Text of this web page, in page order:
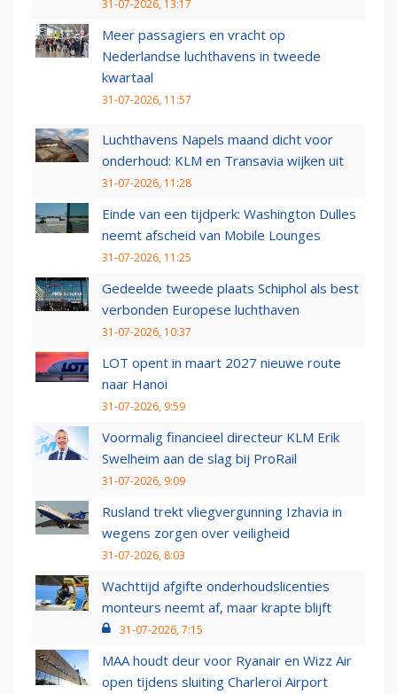
31-07-2026, 13:17
Meer passagiers en vracht op
Nederlandse luchthavens in tweede
kwartaal
31-07-2026, 11:57
Luchthavens Napels maand dicht voor
onderhoud: KLM en Transavia wijken uit
31-07-2026, 11:28
Einde van een tijdperk: Washington Dulles
neemt afscheid van Mobile Lounges
31-07-2026, 11:25
Gedeelde tweede plaats Schiphol als best
verbonden Europese luchthaven
31-07-2026, 10:37
LOT opent in maart 2027 nieuwe route
naar Hanoi
31-07-2026, 9:59
Voormalig financieel directeur KLM Erik
Swelheim aan de slag bij ProRail
31-07-2026, 9:09
Rusland trekt vliegvergunning Izhavia in
wegens zorgen over veiligheid
31-07-2026, 8:03
Wachttijd afgifte onderhoudslicenties
monteurs neemt af, maar krapte blijft
31-07-2026, 7:15
MAA houdt deur voor Ryanair en Wizz Air
open tijdens sluiting Charleroi Airport